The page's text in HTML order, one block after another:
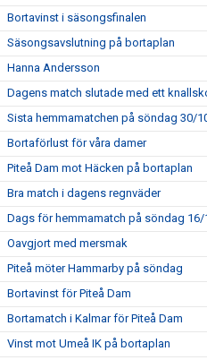
Bortavinst i säsongsfinalen
Säsongsavslutning på bortaplan
Hanna Andersson
Dagens match slutade med ett
Sista hemmamatchen på söndag 30/
Bortaförlust för våra damer
Piteå Dam mot Häcken på bortaplan
Bra match i dagens regnväder
Dags för hemmamatch på söndag 16/
Oavgjort med mersmak
Piteå möter Hammarby på söndag
Bortavinst för Piteå Dam
Bortamatch i Kalmar för Piteå Dam
Vinst mot Umeå IK på bortaplan